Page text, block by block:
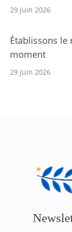
29 juin 2026
Établissons
moment
29 juin 2026